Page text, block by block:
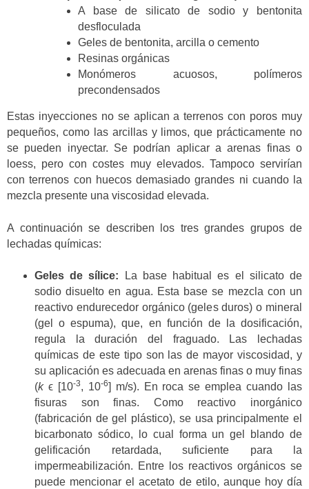
A base de silicato de sodio y bentonita
desfloculada
Geles de bentonita, arcilla o cemento
Resinas orgánicas
Monómeros acuosos, polímeros
precondensados
Estas inyecciones no se aplican a terrenos con poros muy
pequeños, como las arcillas y limos, que prácticamente no
se pueden inyectar. Se podrían aplicar a arenas finas o
loess, pero con costes muy elevados. Tampoco servirían
con terrenos con huecos demasiado grandes ni cuando la
mezcla presente una viscosidad elevada.
A continuación se describen los tres grandes grupos de
lechadas químicas:
Geles de sílice:
La base habitual es el silicato de
sodio disuelto en agua. Esta base se mezcla con un
reactivo endurecedor orgánico (geles duros) o mineral
(gel o espuma), que, en función de la dosificación,
regula la duración del fraguado. Las lechadas
químicas de este tipo son las de mayor viscosidad, y
su aplicación es adecuada en arenas finas o muy finas
(kϵ [10-3, 10-6] m/s). En roca se emplea cuando las
fisuras son finas. Como reactivo inorgánico
(fabricación de gel plástico), se usa principalmente el
bicarbonato sódico, lo cual forma un gel blando de
gelificación retardada, suficiente para la
impermeabilización. Entre los reactivos orgánicos se
puede mencionar el acetato de etilo, aunque hoy día